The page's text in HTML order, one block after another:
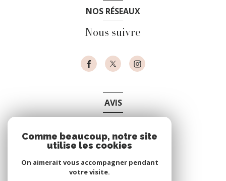
NOS RÉSEAUX
Nous suivre
AVIS
Comme beaucoup, notre site
utilise les cookies
On aimerait vous accompagner pendant
votre visite.